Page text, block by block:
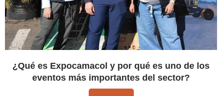
¿Qué es Expocamacol y por qué es uno de los
eventos más importantes del sector?